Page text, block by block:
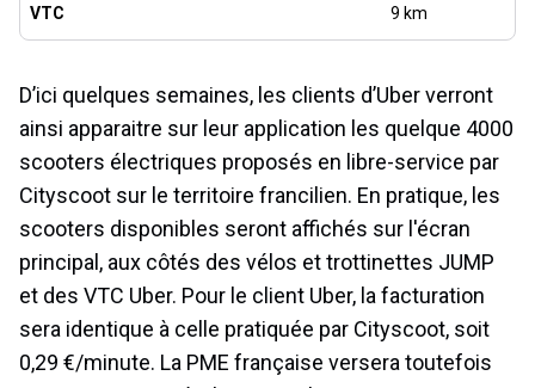
VTC 9 km
D’ici quelques semaines, les clients d’Uber verront
ainsi apparaitre sur leur application les quelque 4000
scooters électriques proposés en libre-service par
Cityscoot sur le territoire francilien. En pratique, les
scooters disponibles seront affichés sur l'écran
principal, aux côtés des vélos et trottinettes JUMP
et des VTC Uber. Pour le client Uber, la facturation
sera identique à celle pratiquée par Cityscoot, soit
0,29 €/minute. La PME française versera toutefois